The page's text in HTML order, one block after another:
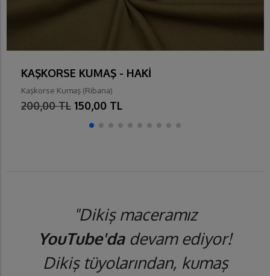
KAŞKORSE KUMAŞ - HAKİ
Kaşkorse Kumaş (Ribana)
200,00 TL 150,00 TL
"Dikiş maceramız
YouTube'dadevam ediyor!
Dikiş tüyolarından, kumaş